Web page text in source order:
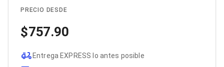
Adaptadores PC
Adaptadores PC USB
Adaptadores PC Serial
Adaptadores PC IDE
Adaptadores PC Teclado
PRECIO DESDE
757.90
Entrega EXPRESS lo antes posible